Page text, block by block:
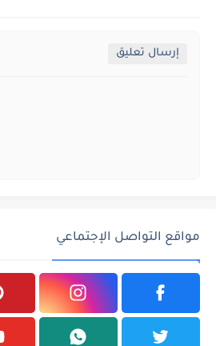
إرسال تعليق
مواقع التواصل الإجتماعي